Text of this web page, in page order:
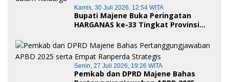
Kamis, 30 Juli 2026, 12:54 WITA
Bupati Majene Buka Peringatan
HARGANAS ke-33 Tingkat Provinsi
Ayah dalam Keluarga
Senin, 27 Juli 2026, 19:26 WITA
Pemkab dan DPRD Majene Bahas